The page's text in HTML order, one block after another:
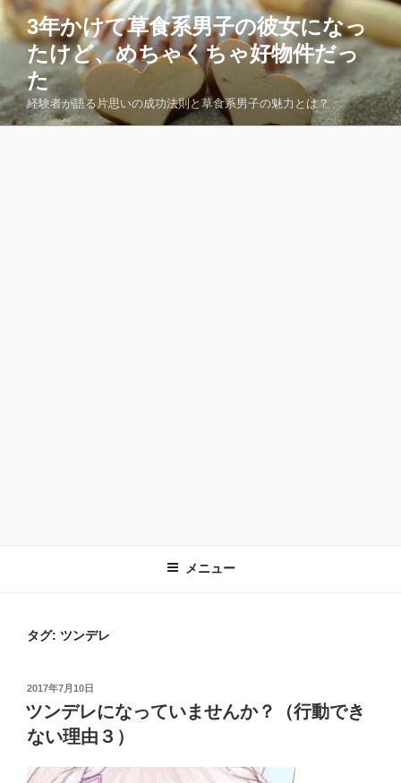
コ
ン
ツ
へ
3年かけて草食系男子の彼女になっ
たけど、めちゃくちゃ好物件だっ
た
経験者が語る片思いの成功法則と草食系男子の魅力とは？
メニュー
タグ: ツンデレ
投
稿
日:
2017年7月10日
ツンデレになっていませんか？（行動でき
ない理由３）